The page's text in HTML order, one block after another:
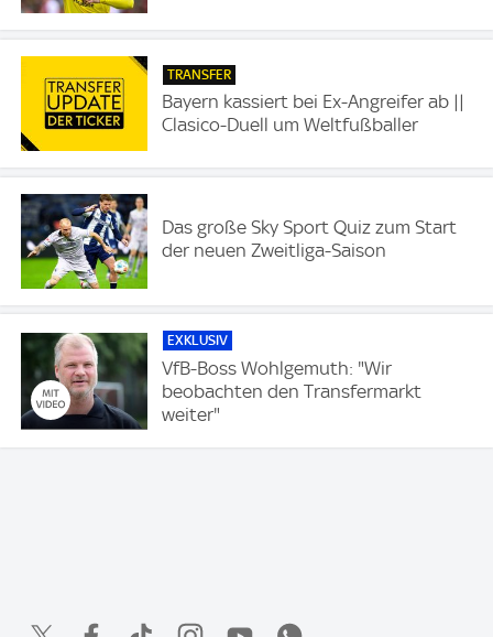
TRANSFER
Bayern kassiert bei Ex-Angreifer ab ||
Clasico-Duell um Weltfußballer
Das große Sky Sport Quiz zum Start
der neuen Zweitliga-Saison
EXKLUSIV
VfB-Boss Wohlgemuth: "Wir
beobachten den Transfermarkt
weiter"